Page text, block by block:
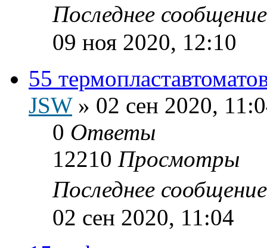
Последнее
09 ноя 2020, 12:10
55
JSW» 02 сен 2020,
0 Ответы
12210 Просмотры
Последнее
02 сен 2020, 11:04